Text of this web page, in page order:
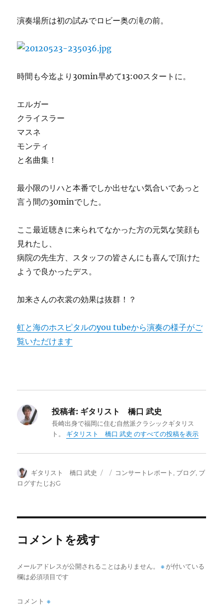
演奏場所は初の試みでロビー奥の滝の前。
時間も今迄より30min早めて13:00スタートに。
エルガー
クライスラー
マスネ
モンティ
と名曲集！
最小限のリハと本番でしか出せない気合いであっと
言う間の30minでした。
ここ最近聴きに来られてなかった方の元気な笑顔も
見れたし、
病院の先生方、スタッフの皆さんにも喜んで頂けた
ようで良かったデス。
加来さんの衣裳の効果は抜群！？
虹と海のホスピタルのyou tubeから演奏の様子がご
覧いただけます
投稿者: ギタリスト 橋口 武史
長崎出身で福岡に住む自然派クラシックギタリス
ト。 ギタリスト 橋口 武史 のすべての投稿を表示
投
稿
ギタリスト 橋口 武史
投 カ
コンサートレポート , ブログ, ブ
ログすたじおG
コメントを残す
メールアドレスが公開されることはありません。 ※ が付いている
欄は必須項目です
コメント※